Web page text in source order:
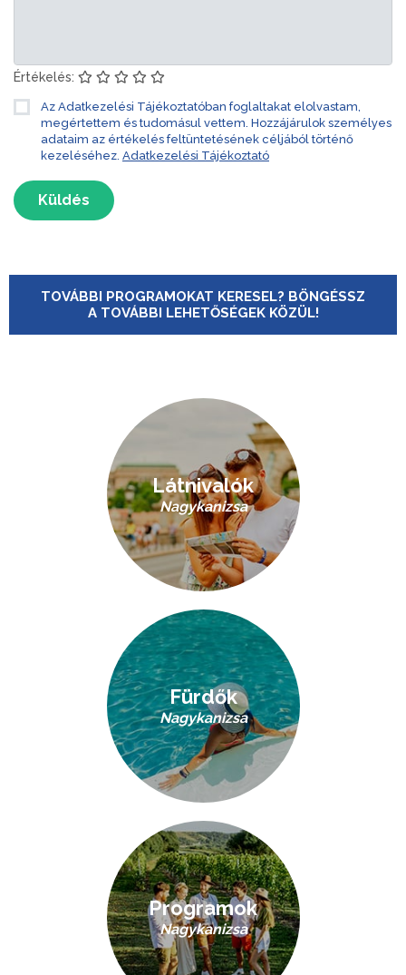
Értékelés:
Az Adatkezelési Tájékoztatóban foglaltakat elolvastam,
megértettem és tudomásul vettem. Hozzájárulok személyes
adataim az értékelés feltüntetésének céljából történő
kezeléséhez. Adatkezelési Tájékoztató
Küldés
TOVÁBBI PROGRAMOKAT KERESEL? BÖNGÉSSZ
A TOVÁBBI LEHETŐSÉGEK KÖZÜL!
Látnivalók
Nagykanizsa
Fürdők
Nagykanizsa
Programok
Nagykanizsa